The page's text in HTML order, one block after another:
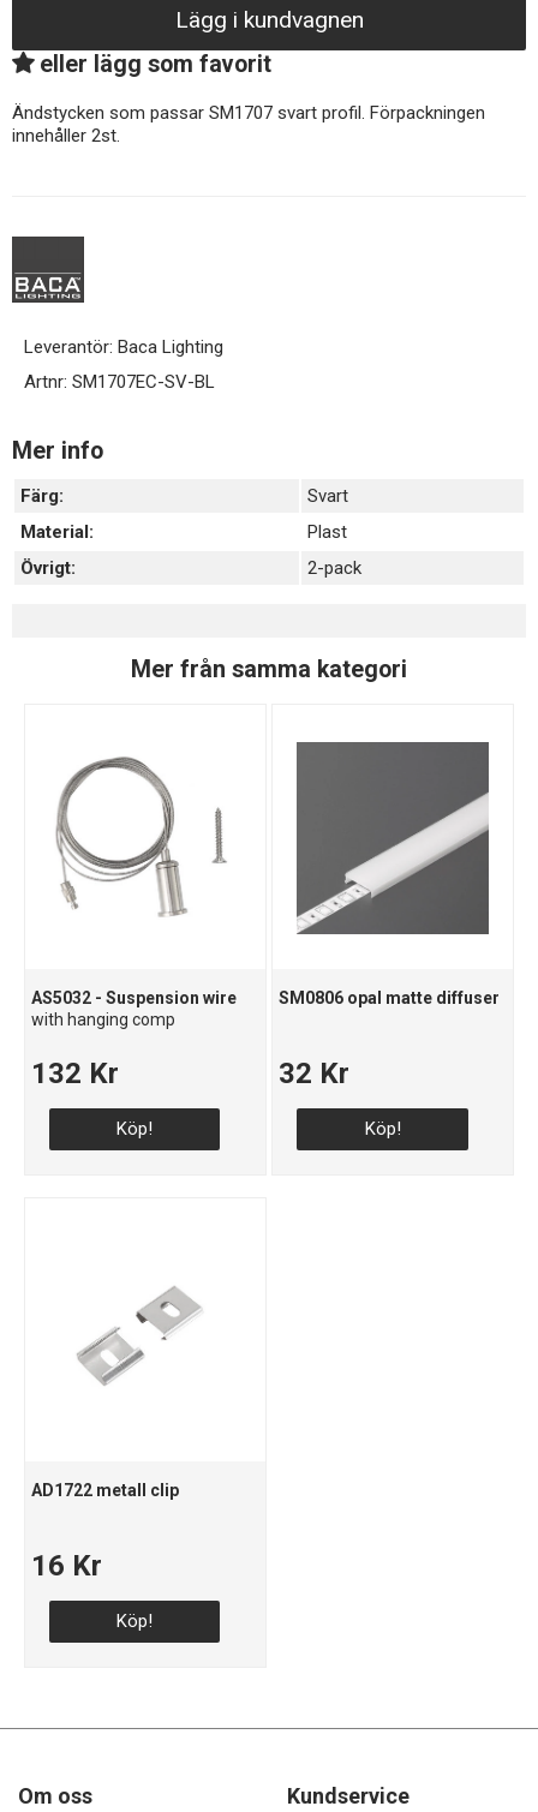
Lägg i kundvagnen
eller lägg som favorit
Ändstycken som passar SM1707 svart profil. Förpackningen
innehåller 2st.
Leverantör: Baca Lighting
Artnr: SM1707EC-SV-BL
Mer info
Färg:
Svart
Material:
Plast
Övrigt:
2-pack
Mer från samma kategori
AS5032 - Suspension wire
with hanging comp
132 Kr
Köp!
SM0806 opal matte diffuser
32 Kr
Köp!
AD1722 metall clip
16 Kr
Köp!
Om oss Kundservice